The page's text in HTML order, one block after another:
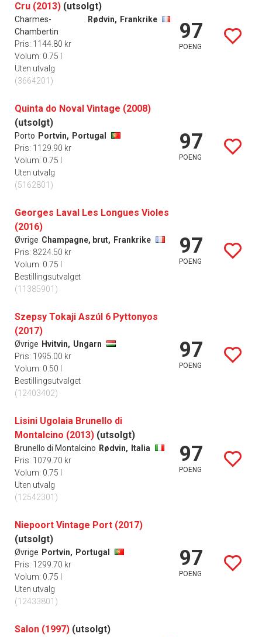
Cru (2013) (utsolgt)
Charmes-
Chambertin
Rødvin, Frankrike
Pris: 1144.80 kr
Volum: 0.75 l
Uten utvalg
(3664201)
97
POENG
Quinta do Noval Vintage (2008)
(utsolgt)
Porto Portvin, Portugal
Pris: 1129.90 kr
Volum: 0.75 l
Uten utvalg
(5162801)
97
POENG
Georges Laval Les Longues Violes
(2016)
Øvrige Champagne, brut, Frankrike
Pris: 8224.50 kr
Volum: 0.75 l
Bestillingsutvalget
(11385901)
97
POENG
Szepsy Tokaji Aszúl 6 Pyttonyos
(2017)
Øvrige Hvitvin, Ungarn
Pris: 1995.00 kr
Volum: 0.50 l
Bestillingsutvalget
(12403402)
97
POENG
Lisini Ugolaia Brunello di
Montalcino (2013) (utsolgt)
Brunello di Montalcino Rødvin,
Italia
Pris: 1079.70 kr
Volum: 0.75 l
Uten utvalg
(12542301)
97
POENG
Niepoort Vintage Port (2017)
(utsolgt)
Øvrige Portvin, Portugal
Pris: 1299.70 kr
Volum: 0.75 l
Uten utvalg
(12433801)
97
POENG
Salon (1997) (utsolgt)